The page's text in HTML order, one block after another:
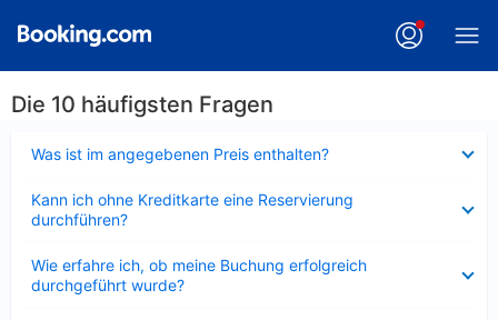
Die 10 häufigsten Fragen
Was ist im angegebenen Preis enthalten?
Kann ich ohne Kreditkarte eine Reservierung
durchführen?
Wie erfahre ich, ob meine Buchung erfolgreich
durchgeführt wurde?